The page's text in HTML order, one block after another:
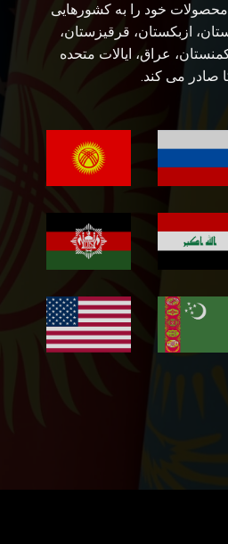
شرکت سلامت LLP محصولات خود را به کشورهایی
ازبکستان، قرقیزستان،
عراق، ایالات متحده
صادر می کند.